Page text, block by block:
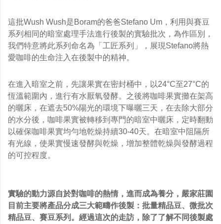
這批Wush Wush是Boram的爸爸Stefano Um，利用與賽豆
系列相同的暗室處理手法進行後製的實驗批次，為作區別，
我們特意將此系列命名為「工匠系列」，展現Stefano將熱
愛咖啡的生命注入在後製中的精神。
在進入暗室之前，先讓果實在密封桶中，以24°C至27°C的
恆溫範圍內，進行有水厭氧發酵。之後將咖啡果實攤在架高
的曬床，在遮去50%陽光的環境下曝曬三天，在去除大部分
的水分後，咖啡果實被轉移到專門的暗室中曬床，定時翻動
以確保咖啡果實均勻地乾燥持續30-40天。在暗室中阻隔所
有光線，使果實慢速發酵與乾燥，增加整體乾燥與發酵過程
的可控程度。
實驗的動力源自於對咖啡的熱情，進而成為養分，嚴家莊園
目前主要將產品分成三大範疇作後製：批量精品豆、微批次
精品豆、賽豆系列。 經過這次的走訪，除了了解不同後製處